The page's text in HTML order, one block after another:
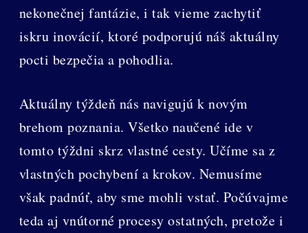
nekonečnej fantázie, i tak vieme zachytiť
iskru inovácií, ktoré podporujú náš aktuálny
pocti bezpečia a pohodlia.
Aktuálny týždeň nás navigujú k novým
brehom poznania. Všetko naučené ide v
tomto týždni skrz vlastné cesty. Učíme sa z
vlastných pochybení a krokov. Nemusíme
však padnúť, aby sme mohli vstať. Počúvajme
teda aj vnútorné procesy ostatných, pretože i